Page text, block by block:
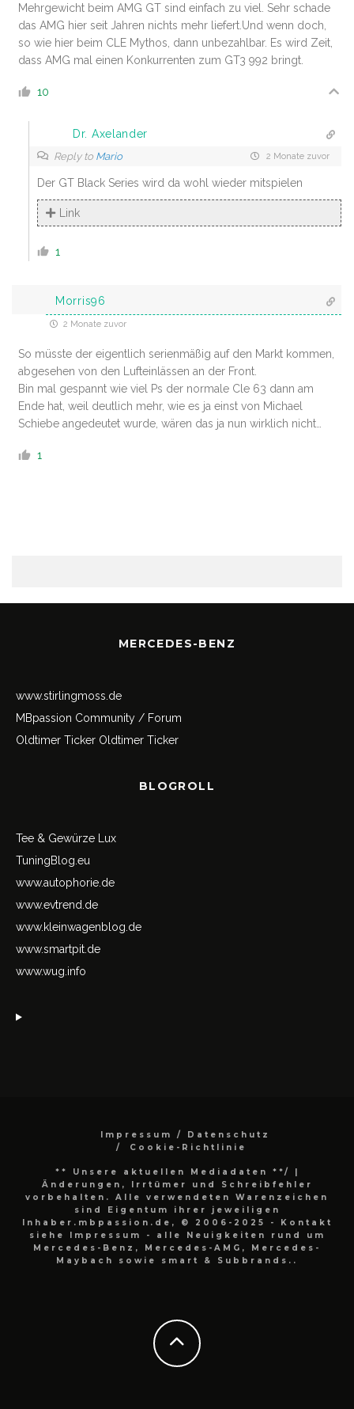
Mehrgewicht beim AMG GT sind einfach zu viel. Sehr schade
das AMG hier seit Jahren nichts mehr liefert.Und wenn doch,
so wie hier beim CLE Mythos, dann unbezahlbar. Es wird Zeit,
dass AMG mal einen Konkurrenten zum GT3 992 bringt.
10
Dr. Axelander
Reply to Mario 2 Monate zuvor
Der GT Black Series wird da wohl wieder mitspielen
Link
1
Morris96
2 Monate zuvor
So müsste der eigentlich serienmäßig auf den Markt kommen,
abgesehen von den Lufteinlässen an der Front.
Bin mal gespannt wie viel Ps der normale Cle 63 dann am
Ende hat, weil deutlich mehr, wie es ja einst von Michael
Schiebe angedeutet wurde, wären das ja nun wirklich nicht…
1
MERCEDES-BENZ
www.stirlingmoss.de
MBpassion Community / Forum
Oldtimer Ticker Oldtimer Ticker
BLOGROLL
Tee & Gewürze Lux
TuningBlog.eu
www.autophorie.de
www.evtrend.de
www.kleinwagenblog.de
www.smartpit.de
www.wug.info
Impressum / Datenschutz
Cookie-Richtlinie
** Unsere aktuellen Mediadaten **/
|
Änderungen, Irrtümer und Schreibfehler
vorbehalten. Alle verwendeten Warenzeichen
sind Eigentum ihrer jeweiligen
Inhaber.mbpassion.de, © 2006-2025 - Kontakt
siehe Impressum - alle Neuigkeiten rund um
Mercedes-Benz, Mercedes-AMG, Mercedes-
Maybach sowie smart & Subbrands..